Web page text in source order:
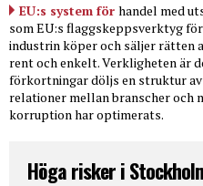
EU:s system för handel med
som EU:s flaggskeppsverktyg
industrin köper och säljer rätten
rent och enkelt. Verkligheten är
förkortningar döljs en struktur
relationer mellan branscher och
korruption har optimerats.
Höga risker i